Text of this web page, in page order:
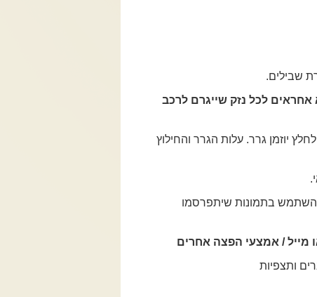
שבילים.
אחראים לכל נזק שייגרם לרכב
יוזמן גרר. עלות הגרר והחילוץ
להשתמש בתמונות שיתפרסמו
מייל / אמצעי הפצה אחרים
ותצפיות